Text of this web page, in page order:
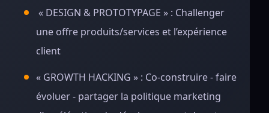
« DESIGN & PROTOTYPAGE » : Challenger
une offre produits/services et l’expérience
client
« GROWTH HACKING » : Co-construire - faire
évoluer - partager la politique marketing